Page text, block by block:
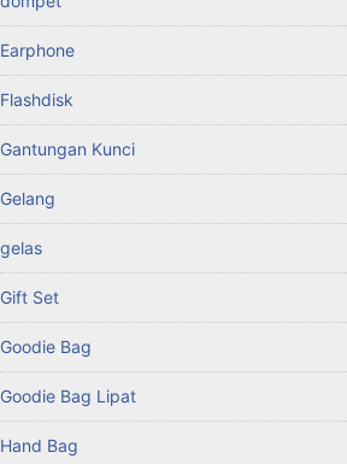
Earphone
Flashdisk
Gantungan Kunci
Gelang
gelas
Gift Set
Goodie Bag
Goodie Bag Lipat
Hand Bag